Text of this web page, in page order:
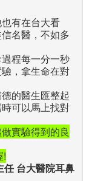
有在台大看
名醫，不如多
程每一分一秒
，拿生命在對
的醫生匯整起
可以馬上找對
實驗得到的良
!
任 台大醫院耳鼻